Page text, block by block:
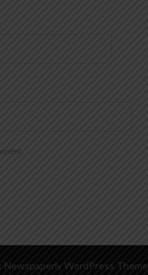
Newspaperly WordPress Theme